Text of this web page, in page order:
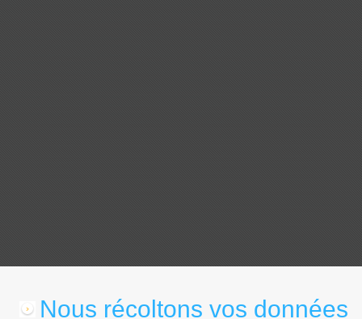
Nous récoltons vos données